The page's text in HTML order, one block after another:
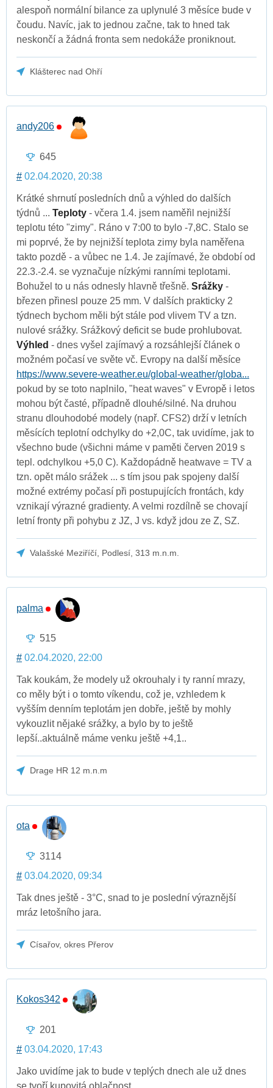
alespoň normální bilance za uplynulé 3 měsíce bude v
čoudu. Navíc, jak to jednou začne, tak to hned tak
neskončí a žádná fronta sem nedokáže proniknout.
Klášterec nad Ohří
andy206
645
# 02.04.2020, 20:38
Krátké shrnutí posledních dnů a výhled do dalších
týdnů ... Teploty - včera 1.4. jsem naměřil nejnižší
teplotu této "zimy". Ráno v 7:00 to bylo -7,8C. Stalo se
mi poprvé, že by nejnižší teplota zimy byla naměřena
takto pozdě - a vůbec ne 1.4. Je zajímavé, že období od
22.3.-2.4. se vyznačuje nízkými ranními teplotami.
Bohužel to u nás odnesly hlavně třešně. Srážky -
březen přinesl pouze 25 mm. V dalších prakticky 2
týdnech bychom měli být stále pod vlivem TV a tzn.
nulové srážky. Srážkový deficit se bude prohlubovat.
Výhled - dnes vyšel zajímavý a rozsáhlejší článek o
možném počasí ve světe vč. Evropy na další měsíce
https://www.severe-weather.eu/global-weather/globa...
pokud by se toto naplnilo, "heat waves" v Evropě i letos
mohou být časté, případně dlouhé/silné. Na druhou
stranu dlouhodobé modely (např. CFS2) drží v letních
měsících teplotní odchylky do +2,0C, tak uvidíme, jak to
všechno bude (všichni máme v paměti červen 2019 s
tepl. odchylkou +5,0 C). Každopádně heatwave = TV a
tzn. opět málo srážek ... s tím jsou pak spojeny další
možné extrémy počasí při postupujících frontách, kdy
vznikají výrazné gradienty. A velmi rozdílně se chovají
letní fronty při pohybu z JZ, J vs. když jdou ze Z, SZ.
Valašské Meziříčí, Podlesí, 313 m.n.m.
palma
515
# 02.04.2020, 22:00
Tak koukám, že modely už okrouhaly i ty ranní mrazy,
co měly být i o tomto víkendu, což je, vzhledem k
vyšším denním teplotám jen dobře, ještě by mohly
vykouzlit nějaké srážky, a bylo by to ještě
lepší..aktuálně máme venku ještě +4,1..
Drage HR 12 m.n.m
ota
3114
# 03.04.2020, 09:34
Tak dnes ještě - 3°C, snad to je poslední výraznější
mráz letošního jara.
Císařov, okres Přerov
Kokos342
201
# 03.04.2020, 17:43
Jako uvidíme jak to bude v teplých dnech ale už dnes
se tvoří kupovitá oblačnost